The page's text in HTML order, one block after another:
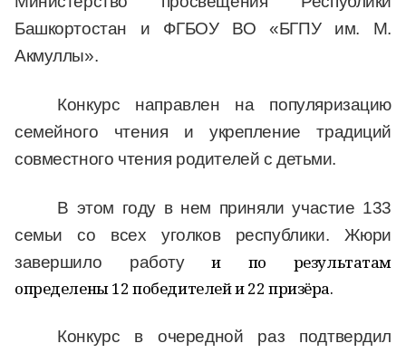
Башкортостан и ФГБОУ ВО «БГПУ им. М.
Акмуллы».
Конкурс направлен на популяризацию
семейного чтения и укрепление традиций
совместного чтения родителей с детьми.
В этом году в нем приняли участие 133
семьи со всех уголков республики. Жюри
завершило работуи по результатам
определены 12 победителей и 22 призёра.
Конкурс в очередной раз подтвердил